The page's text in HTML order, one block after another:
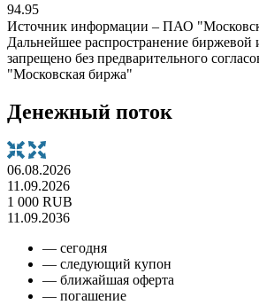
94.95
Источник информации – ПАО
Дальнейшее распространение
запрещено без предварительного
"Московская биржа"
Денежный поток
06.08.2026
11.09.2026
1 000 RUB
11.09.2036
— сегодня
— следующий купон
— ближайшая оферта
— погашение